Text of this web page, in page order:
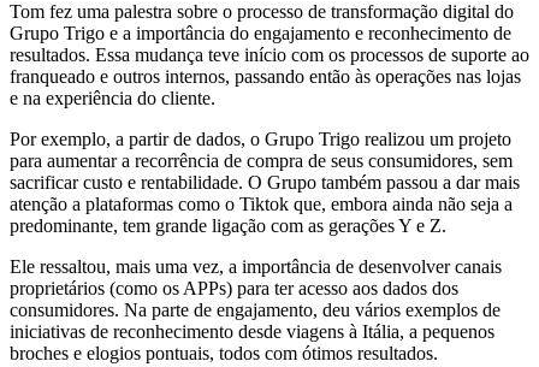
Tom fez uma palestra sobre o processo de transformação digital do
Grupo Trigo e a importância do engajamento e reconhecimento de
resultados. Essa mudança teve início com os processos de suporte ao
franqueado e outros internos, passando então às operações nas lojas
e na experiência do cliente.
Por exemplo, a partir de dados, o Grupo Trigo realizou um projeto
para aumentar a recorrência de compra de seus consumidores, sem
sacrificar custo e rentabilidade. O Grupo também passou a dar mais
atenção a plataformas como o Tiktok que, embora ainda não seja a
predominante, tem grande ligação com as gerações Y e Z.
Ele ressaltou, mais uma vez, a importância de desenvolver canais
proprietários (como os APPs) para ter acesso aos dados dos
consumidores. Na parte de engajamento, deu vários exemplos de
iniciativas de reconhecimento desde viagens à Itália, a pequenos
broches e elogios pontuais, todos com ótimos resultados.